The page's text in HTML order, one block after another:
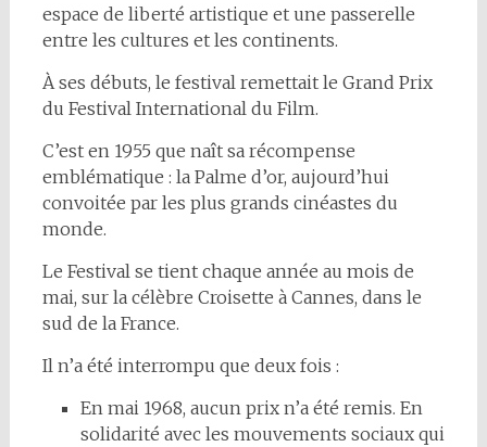
espace de liberté artistique et une passerelle
entre les cultures et les continents.
À ses débuts, le festival remettait le Grand Prix
du Festival International du Film.
C’est en 1955 que naît sa récompense
emblématique : la Palme d’or, aujourd’hui
convoitée par les plus grands cinéastes du
monde.
Le Festival se tient chaque année au mois de
mai, sur la célèbre Croisette à Cannes, dans le
sud de la France.
Il n’a été interrompu que deux fois :
En mai 1968, aucun prix n’a été remis. En
solidarité avec les mouvements sociaux qui